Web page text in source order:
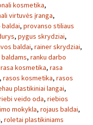
kosmetika,
virtuvės įranga,
, provanso stiliaus
, pygus skrydziai,
baldai, rainer skrydziai,
, ranku darbo
rasa kosmetika, rasa
, rasos kosmetika, rasos
plastikiniai langai,
veido oda, riebios
mokykla, rojaus baldai,
, roletai plastikiniams